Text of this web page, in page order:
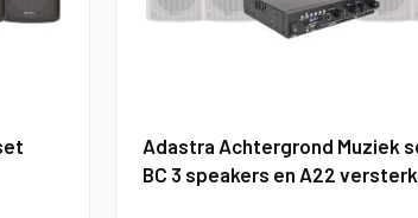
Adastra Achtergrond Muziek
BC 3 speakers en A22